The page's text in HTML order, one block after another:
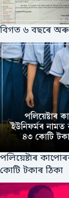
বিগত ৬ বছৰে
পলিয়েষ্টাৰ
কোটি টকাৰ ঠিকা